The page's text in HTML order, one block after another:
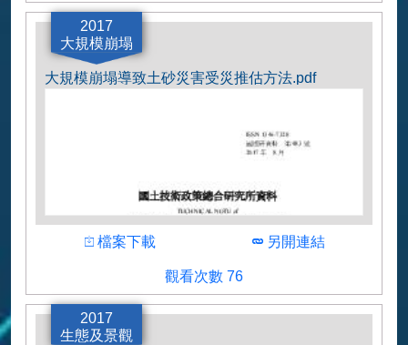
日本国土交通省
2017
大規模崩塌
日本国土交通省 国総研
大規模崩塌導致土砂災害受災推估方法.pdf
下載
檔案下載 下載
另開連結
觀看次數 76
2017
生態及景觀